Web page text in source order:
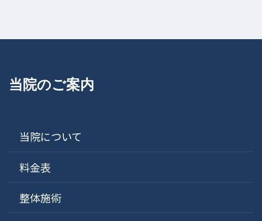
当院のご案内
当院について
料金表
整体施術